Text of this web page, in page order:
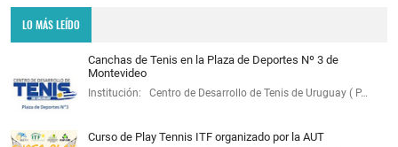
LO MÁS LEÍDO
Canchas de Tenis en la Plaza de Deportes Nº 3 de
Montevideo
Institución: Centro de Desarrollo de Tenis de Uruguay ( P…
Curso de Play Tennis ITF organizado por la AUT